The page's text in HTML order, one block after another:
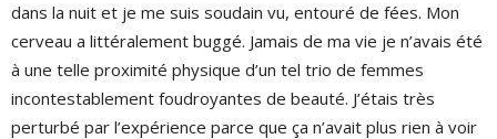
dans la nuit et je me suis soudain vu, entouré de fées. Mon
cerveau a littéralement buggé. Jamais de ma vie je n’avais été
à une telle proximité physique d’un tel trio de femmes
incontestablement foudroyantes de beauté. J’étais très
perturbé par l’expérience parce que ça n’avait plus rien à voir